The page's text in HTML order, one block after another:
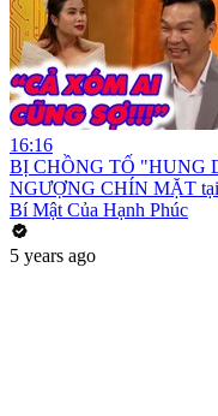
16:16
BỊ CHỒNG TỐ "HUNG
NGƯỢNG CHÍN MẶT
Bí Mật Của Hạnh Phúc
5 years ago